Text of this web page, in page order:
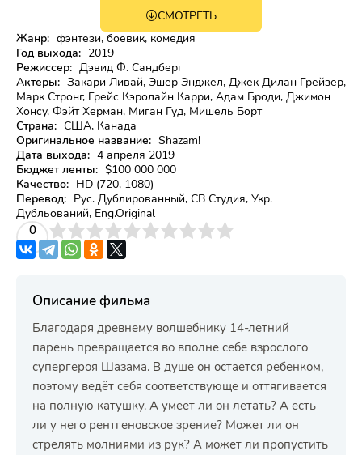
СМОТРЕТЬ
Жанр: фэнтези, боевик, комедия
Год выхода: 2019
Режиссер: Дэвид Ф. Сандберг
Актеры: Закари Ливай, Эшер Энджел, Джек Дилан Грейзер,
Марк Стронг, Грейс Кэролайн Карри, Адам Броди, Джимон
Хонсу, Фэйт Херман, Миган Гуд, Мишель Борт
Страна: США, Канада
Оригинальное название: Shazam!
Дата выхода: 4 апреля 2019
Бюджет ленты: $100 000 000
Качество: HD (720, 1080)
Перевод: Рус. Дублированный, СВ Студия, Укр.
Дубльований, Eng.Original
0
4 5 6 7 8 9 10
Описание фильма
Благодаря древнему волшебнику 14-летний
парень превращается во вполне себе взрослого
супергероя Шазама. В душе он остается ребенком,
поэтому ведёт себя соответствующе и оттягивается
на полную катушку. А умеет ли он летать? А есть
ли у него рентгеновское зрение? Может ли он
стрелять молниями из рук? А может ли пропустить